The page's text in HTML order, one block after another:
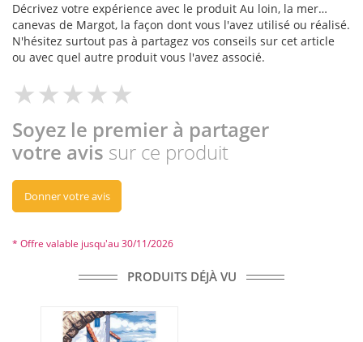
Décrivez votre expérience avec le produit Au loin, la mer…
canevas de Margot, la façon dont vous l'avez utilisé ou réalisé.
N'hésitez surtout pas à partagez vos conseils sur cet article
ou avec quel autre produit vous l'avez associé.
Soyez le premier à partager
votre avis sur ce produit
Donner votre avis
* Offre valable jusqu'au 30/11/2026
PRODUITS DÉJÀ VU